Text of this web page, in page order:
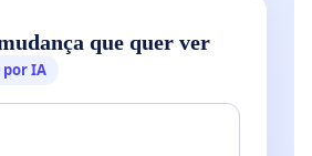
que quer ver
IA